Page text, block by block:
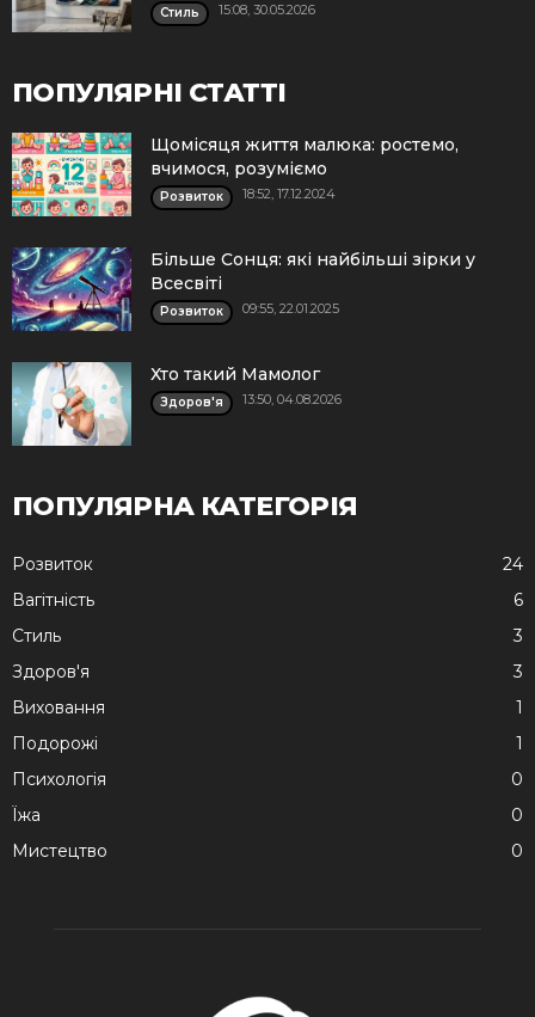
Стиль 15:08, 30.05.2026
ПОПУЛЯРНІ СТАТТІ
Щомісяця життя малюка: ростемо,
вчимося, розуміємо
Розвиток 18:52, 17.12.2024
Більше Сонця: які найбільші зірки у
Всесвіті
Розвиток 09:55, 22.01.2025
Хто такий Мамолог
Здоров'я 13:50, 04.08.2026
ПОПУЛЯРНА КАТЕГОРІЯ
Розвиток
24
Вагітність
6
Стиль
3
Здоров'я
3
Виховання
1
Подорожі
1
Психологія
0
Їжа
0
Мистецтво
0